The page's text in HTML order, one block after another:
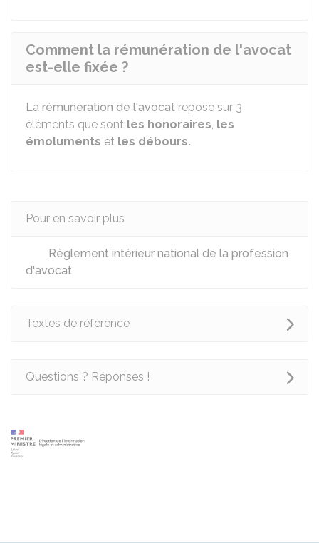
Comment la rémunération de l'avocat
est-elle fixée ?
La rémunération de l'avocat repose sur 3
éléments que sont les honoraires, les
émoluments et les débours.
Pour en savoir plus
Règlement intérieur national de la profession
d'avocat
Textes de référence
Questions ? Réponses !